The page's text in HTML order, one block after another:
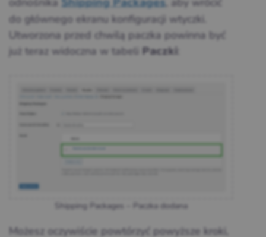
Shipping Packages
do głównego ekranu konfiguracji wtyczki.
Utworzona przed chwilą paczka powinna być
już teraz widoczna w tabeli
Paczki
Shipping Packages – Paczka dodana
Możesz oczywiście powtórzyć powyższe kroki,